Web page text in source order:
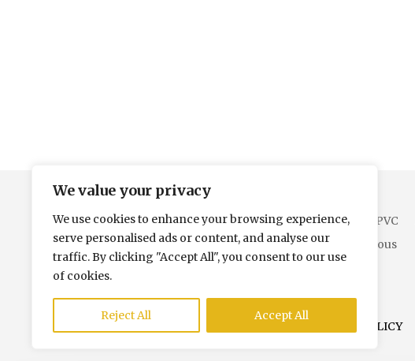
We value your privacy
We use cookies to enhance your browsing experience,
serve personalised ads or content, and analyse our
traffic. By clicking "Accept All", you consent to our use
of cookies.
Reject All Accept All
ACCUEIL PVC
Contactez-nous
PRIVACY POLICY